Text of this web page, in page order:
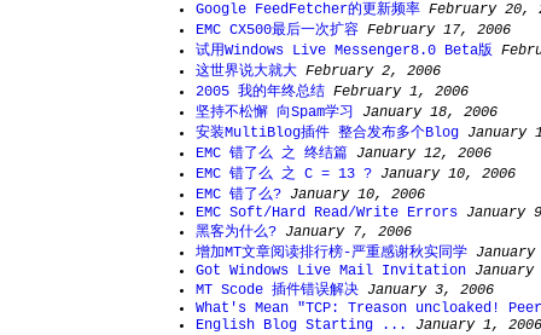
Google FeedFetcher的更新频率 February 20,
EMC CX500最后一次扩容 February 17, 2006
试用Windows Live Messenger8.0 Beta版
这世界说大就大 February 2, 2006
2005 我的年终总结 February 1, 2006
坚持不松懈 向Spam学习
January 18, 2006
安装MultiBlog插件 整合发布多个Blog January
EMC 错了么 之 终结篇 January 12, 2006
EMC 错了么 之 C = 13 ? January 10, 2006
EMC 错了么? January 10, 2006
EMC Soft/Hard Read/Write Errors January
黑客为什么? January 7, 2006
增加MT文章阅读排行榜-严重感谢秋实同学
Got Windows Live Mail Invitation
MT Scode 插件错误解决 January 3, 2006
What's Mean "TCP: Treason uncloaked!
English Blog Starting ...
January 1, 2006